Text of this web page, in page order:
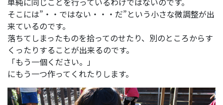
そこには”・・ではない・・・だ”という小さな微調整が出
来ているのです。
落ちてしまったものを拾ってのせたり、別のところからす
くったりすることが出来るのです。
「もう一個ください。」
にもう一つ作ってくれたりします。